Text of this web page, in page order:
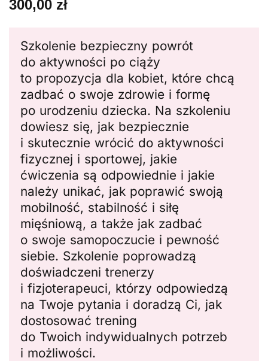
300,00 zł
Szkolenie bezpieczny powrót
do aktywności po ciąży
to propozycja dla kobiet, które chcą
zadbać o swoje zdrowie i formę
po urodzeniu dziecka. Na szkoleniu
dowiesz się, jak bezpiecznie
i skutecznie wrócić do aktywności
fizycznej i sportowej, jakie
ćwiczenia są odpowiednie i jakie
należy unikać, jak poprawić swoją
mobilność, stabilność i siłę
mięśniową, a także jak zadbać
o swoje samopoczucie i pewność
siebie. Szkolenie poprowadzą
doświadczeni trenerzy
i fizjoterapeuci, którzy odpowiedzą
na Twoje pytania i doradzą Ci, jak
dostosować trening
do Twoich indywidualnych potrzeb
i możliwości.